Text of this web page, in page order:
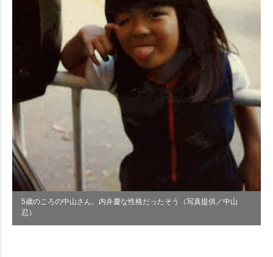
5歳のころの中山さん。内弁慶な性格だったそう（写真提供／中山
忍）